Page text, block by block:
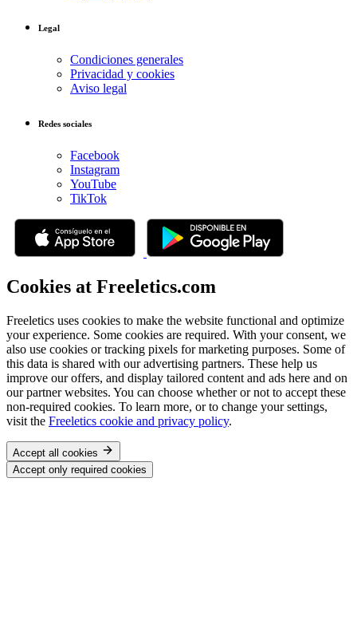
Legal
Condiciones generales
Privacidad y cookies
Aviso legal
Redes sociales
Facebook
Instagram
YouTube
TikTok
Cookies at Freeletics.com
Freeletics uses cookies to make the website functional and optimize
your experience. Some cookies are required. With your consent, we
also use cookies or tracking pixels for marketing purposes. Some of
this data is shared with our advertising partners. These help us
improve our offers, and display tailored content and ads here and on
our partner websites. You can choose whether or not to accept these
non-required cookies. To learn more, or to change your settings,
visit the Freeletics cookie and privacy policy.
Accept all cookies
Accept only required cookies